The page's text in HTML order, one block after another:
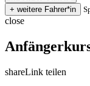
close
shareLink teilen